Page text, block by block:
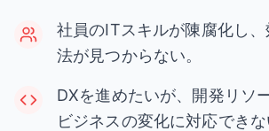
社員のITスキルが陳腐化し
法が見つからない。
DXを進めたいが、開発リソ
ビジネスの変化に対応できな